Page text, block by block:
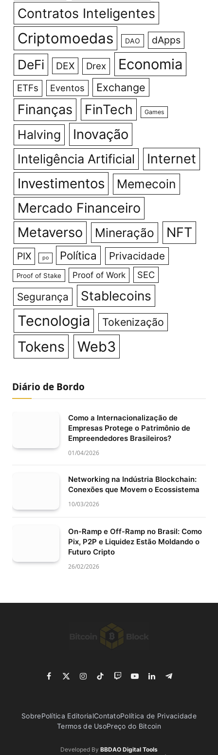
Contratos Inteligentes
Criptomoedas DAO dApps
DeFi DEX Drex Economia
ETFs Eventos Exchange
Finanças FinTech Games
Halving Inovação
Inteligência Artificial Internet
Investimentos Memecoin
Mercado Financeiro
Metaverso
Mineração NFT
PIX po Política Privacidade
Proof of Stake Proof of Work SEC
Segurança Stablecoins
Tecnologia Tokenização
Tokens Web3
Diário de Bordo
Como a Internacionalização de
Empresas Protege o Patrimônio de
Empreendedores Brasileiros?
01/04/2026
Networking na Indústria Blockchain:
Conexões que Movem o Ecossistema
10/03/2026
On-Ramp e Off-Ramp no Brasil: Como
Pix, P2P e Liquidez Estão Moldando o
Futuro Cripto
26/02/2026
Facebook
X
Instagram
TikTokTwitchYouTubeLinkedInTelegram
SobrePolítica EditorialContatoPolítica de Privacidade
Termos de UsoPreço do Bitcoin
Developed By BBDAO Digital Tools